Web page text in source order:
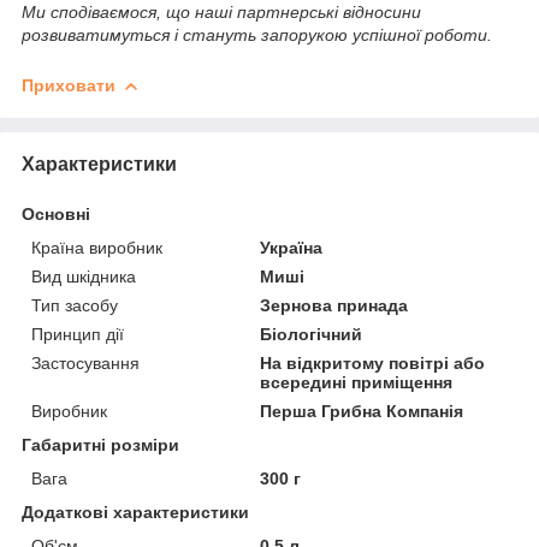
Ми сподіваємося, що наші партнерські відносини
розвиватимуться і стануть запорукою успішної роботи.
Приховати
Характеристики
Основні
Країна виробник
Україна
Вид шкідника
Миші
Тип засобу
Зернова принада
Принцип дії
Біологічний
Застосування
На відкритому повітрі або
всередині приміщення
Виробник
Перша Грибна Компанія
Габаритні розміри
Вага
300 г
Додаткові характеристики